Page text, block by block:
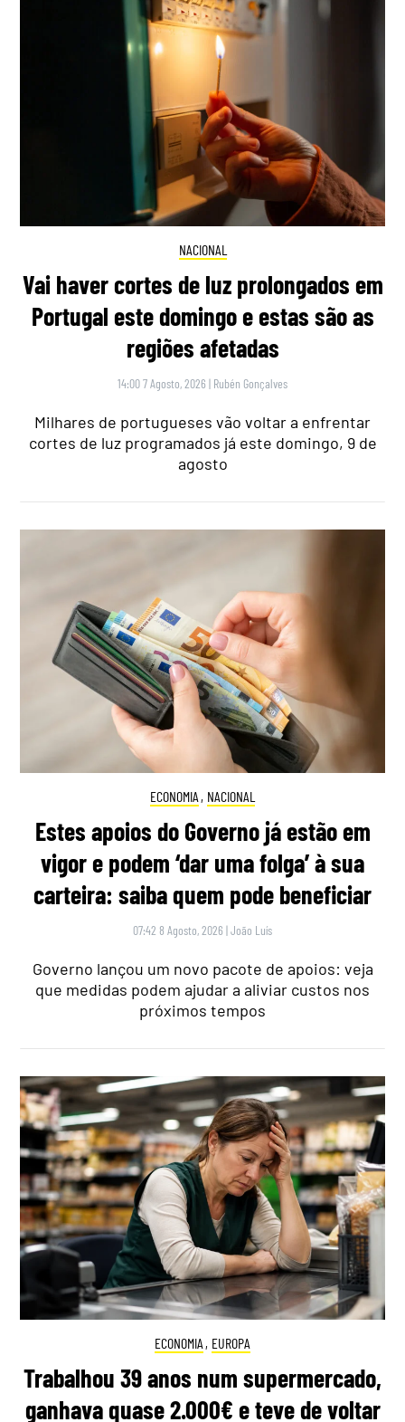
NACIONAL
Vai haver cortes de luz prolongados em
Portugal este domingo e estas são as
regiões afetadas
14:00 7 Agosto, 2026 | Rubén Gonçalves
Milhares de portugueses vão voltar a enfrentar
cortes de luz programados já este domingo, 9 de
agosto
ECONOMIA , NACIONAL
Estes apoios do Governo já estão em
vigor e podem ‘dar uma folga’ à sua
carteira: saiba quem pode beneficiar
07:42 8 Agosto, 2026 |João Luís
Governo lançou um novo pacote de apoios: veja
que medidas podem ajudar a aliviar custos nos
próximos tempos
ECONOMIA , EUROPA
Trabalhou 39 anos num supermercado,
ganhava quase 2.000€ e teve de voltar